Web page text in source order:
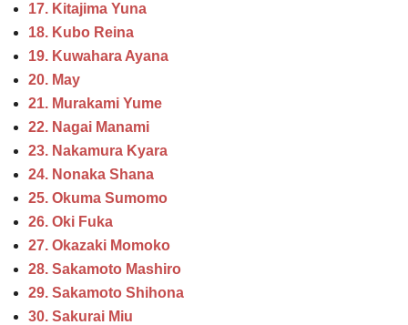
17. Kitajima Yuna
18. Kubo Reina
19. Kuwahara Ayana
20. May
21. Murakami Yume
22. Nagai Manami
23. Nakamura Kyara
24. Nonaka Shana
25. Okuma Sumomo
26. Oki Fuka
27. Okazaki Momoko
28. Sakamoto Mashiro
29. Sakamoto Shihona
30. Sakurai Miu